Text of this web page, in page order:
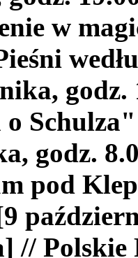
w
godz.
godz.
pod
//